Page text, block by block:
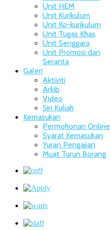
Unit HEM
Unit Kurikulum
Unit Ko-kurikulum
Unit Tugas Khas
Unit Senggara
Unit Promosi dan
Seranta
Galeri
Aktiviti
Arkib
Video
Siri Kuliah
Kemasukan
Permohonan Online
Syarat Kemasukan
Yuran Pengajian
Muat Turun Borang